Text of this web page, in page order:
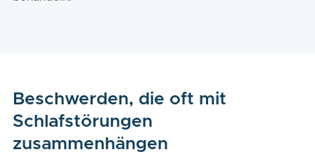
Beschwerden, die oft mit
Schlafstörungen
zusammenhängen